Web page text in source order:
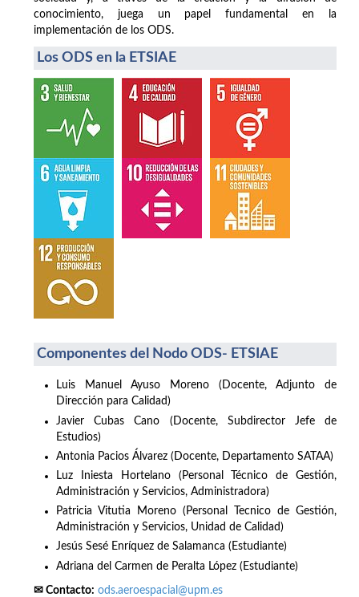
conocimiento, juega un papel fundamental en la
implementación de los ODS.
Los ODS en la ETSIAE
Componentes del Nodo ODS- ETSIAE
Luis Manuel Ayuso Moreno (Docente, Adjunto de
Dirección para Calidad)
Javier Cubas Cano (Docente, Subdirector Jefe de
Estudios)
Antonia Pacios Álvarez (Docente, Departamento SATAA)
Luz Iniesta Hortelano (Personal Técnico de Gestión,
Administración y Servicios, Administradora)
Patricia Vitutia Moreno (Personal Tecnico de Gestión,
Administración y Servicios, Unidad de Calidad)
Jesús Sesé Enríquez de Salamanca (Estudiante)
Adriana del Carmen de Peralta López (Estudiante)
✉ Contacto: ods.aeroespacial@upm.es